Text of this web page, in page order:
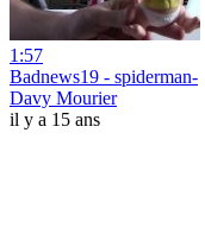
1:57
Badnews19 - spiderman-
Davy Mourier
il y a 15 ans